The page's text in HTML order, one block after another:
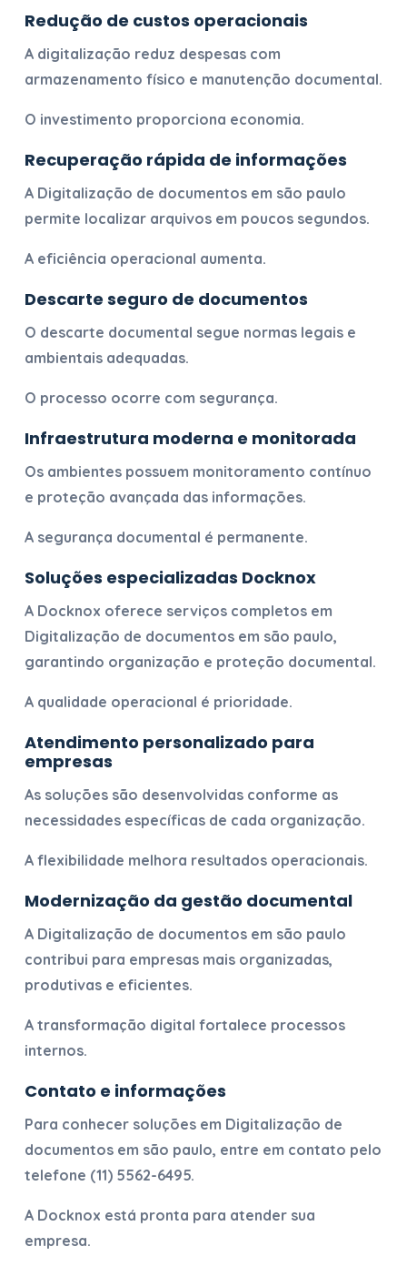
Redução de custos operacionais
A digitalização reduz despesas com
armazenamento físico e manutenção documental.
O investimento proporciona economia.
Recuperação rápida de informações
A Digitalização de documentos em são paulo
permite localizar arquivos em poucos segundos.
A eficiência operacional aumenta.
Descarte seguro de documentos
O descarte documental segue normas legais e
ambientais adequadas.
O processo ocorre com segurança.
Infraestrutura moderna e monitorada
Os ambientes possuem monitoramento contínuo
e proteção avançada das informações.
A segurança documental é permanente.
Soluções especializadas Docknox
A Docknox oferece serviços completos em
Digitalização de documentos em são paulo,
garantindo organização e proteção documental.
A qualidade operacional é prioridade.
Atendimento personalizado para
empresas
As soluções são desenvolvidas conforme as
necessidades específicas de cada organização.
A flexibilidade melhora resultados operacionais.
Modernização da gestão documental
A Digitalização de documentos em são paulo
contribui para empresas mais organizadas,
produtivas e eficientes.
A transformação digital fortalece processos
internos.
Contato e informações
Para conhecer soluções em Digitalização de
documentos em são paulo, entre em contato pelo
telefone (11) 5562-6495.
A Docknox está pronta para atender sua
empresa.